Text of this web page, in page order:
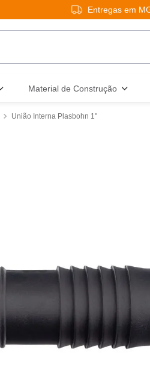
Entregas em
Material de Construção
União Interna Plasbohn 1"